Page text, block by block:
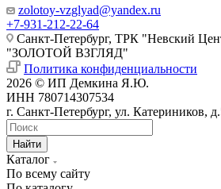
zolotoy-vzglyad@yandex.ru
+7-931-212-22-64
Санкт-Петербург, ТРК "Невский
"ЗОЛОТОЙ ВЗГЛЯД"
Политика конфиденциальности
2026 © ИП Демкина Я.Ю.
ИНН 780714307534
г. Санкт-Петербург, ул. Катериников,
Найти
Каталог
По всему сайту